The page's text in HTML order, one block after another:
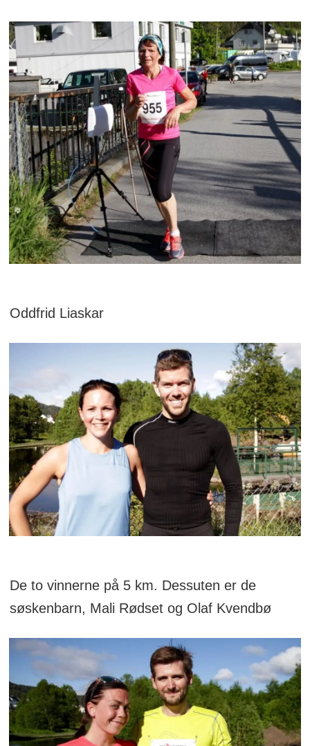
Oddfrid Liaskar
De to vinnerne på 5 km. Dessuten er de
søskenbarn, Mali Rødset og Olaf Kvendbø